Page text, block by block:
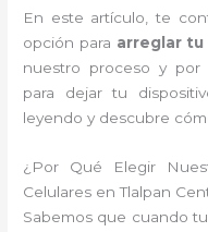
En este artículo, te
opción para arreglar tu
nuestro proceso y
para dejar tu
leyendo y descubre
¿Por Qué Elegir
Celulares en Tlalpan
Sabemos que cuando